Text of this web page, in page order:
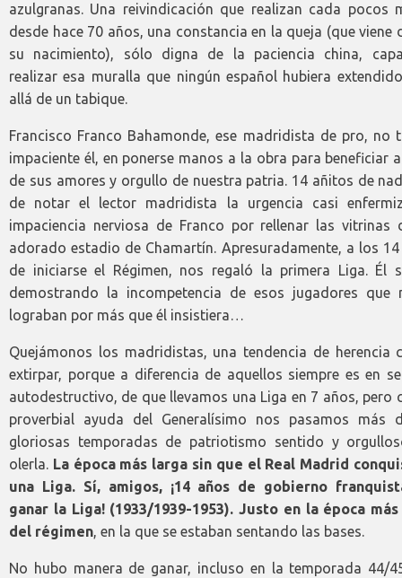
azulgranas. Una reivindicación que realizan cada pocos
desde hace 70 años, una constancia en la queja (que viene
su nacimiento), sólo digna de la paciencia china,
realizar esa muralla que ningún español hubiera
allá de un tabique.
Francisco Franco Bahamonde, ese madridista de pro, no
impaciente él, en ponerse manos a la obra para beneficiar
de sus amores y orgullo de nuestra patria. 14 añitos de
de notar el lector madridista la urgencia casi
impaciencia nerviosa de Franco por rellenar las vitrinas
adorado estadio de Chamartín. Apresuradamente, a los
de iniciarse el Régimen, nos regaló la primera Liga. Él
demostrando la incompetencia de esos jugadores que
lograban por más que él insistiera…
Quejámonos los madridistas, una tendencia de herencia
extirpar, porque a diferencia de aquellos siempre es en
autodestructivo, de que llevamos una Liga en 7 años, pero
proverbial ayuda del Generalísimo nos pasamos más
gloriosas temporadas de patriotismo sentido y
olerla. La época más larga sin que el Real Madrid
una Liga. Sí, amigos, ¡14 años de gobierno
ganar la Liga! (1933/1939-1953). Justo en la época
del régimen, en la que se estaban sentando las bases.
No hubo manera de ganar, incluso en la temporada 44/